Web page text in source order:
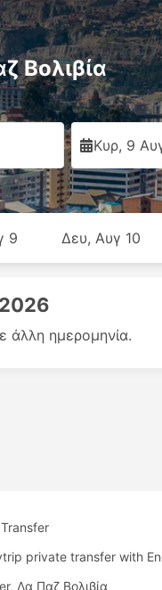
Βολιβία
Κυρ, 9
9 Δευ, Αυγ 10
άλλη ημερομηνία.
private transfer with
Λα Παζ Βολιβία